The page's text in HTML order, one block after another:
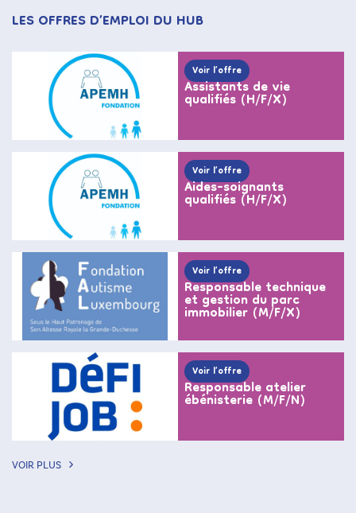
LES OFFRES D’EMPLOI DU HUB
Voir l’offre
Assistants de vie
qualifiés (H/F/X)
Voir l’offre
Aides-soignants
qualifiés (H/F/X)
Voir l’offre
Responsable technique
et gestion du parc
immobilier (M/F/X)
Voir l’offre
Responsable atelier
ébénisterie (M/F/N)
VOIR PLUS